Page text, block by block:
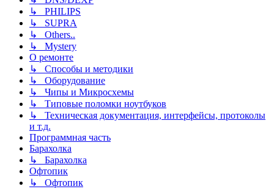
↳ PHILIPS
↳ SUPRA
↳ Others..
↳ Mystery
О ремонте
↳ Способы и методики
↳ Оборудование
↳ Чипы и Микросхемы
↳ Типовые поломки ноутбуков
↳ Техническая документация, интерфейсы, протоколы
и т.д.
Программная часть
Барахолка
↳ Барахолка
Офтопик
↳ Офтопик